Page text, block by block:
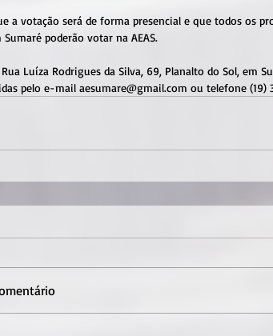
a votação será de forma presencial e que todos os
poderão votar na AEAS.
Rua Luíza Rodrigues da Silva, 69, Planalto do Sol, em
pelo e-mail aesumare@gmail.com ou telefone (19)